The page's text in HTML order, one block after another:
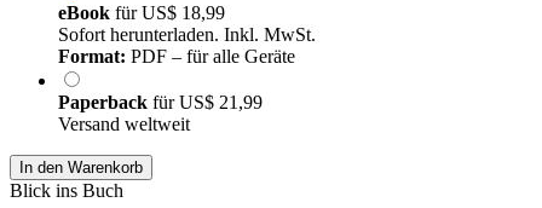
eBook fürUS$ 18,99
Sofort herunterladen. Inkl. MwSt.
Format: PDF – für alle Geräte
Paperback fürUS$ 21,99
Versand weltweit
In den Warenkorb
Blick ins Buch